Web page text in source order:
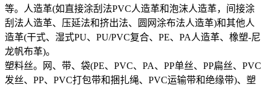
等。人造革(如直接涂刮法PVC人造革和泡沫人造革，间接涂
刮法人造革、压延法和挤出法、圆网涂布法人造革)和其他人
造革(干式、湿式PU、PU/PVC复合、PE、PA人造革、橡塑-尼
龙帆布革)。
塑料丝。网、带、袋(PE、PVC、PA、PP单丝、PP扁丝、PVC
发丝、PP、PVC打包带和捆扎绳、PVC运输带和绝缘带)、塑